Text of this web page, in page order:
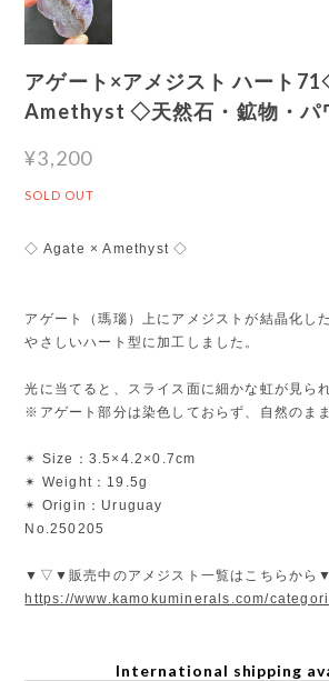
アゲート×アメジスト ハート
Amethyst ◇天然石・鉱物・パ
¥3,200
SOLD OUT
◇ Agate × Amethyst ◇
アゲート（瑪瑙）上にアメジストが結晶化し
やさしいハート型に加工しました。
光に当てると、スライス面に細かな虹が見ら
※アゲート部分は染色しておらず、自然のま
✴︎ Size：3.5×4.2×0.7cm
✴︎ Weight：19.5g
✴︎ Origin：Uruguay
No.250205
▼▽▼販売中のアメジスト一覧はこちらか
https://www.kamokuminerals.com/
International shipping